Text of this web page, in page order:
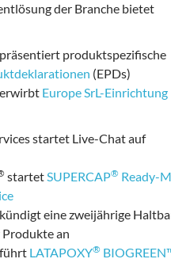
der Branche bietet
präsentiert produktspezifische
(EPDs)
erwirbt Europe SrL-Einrichtung
startet Live-Chat auf
startetSUPERCAP® Ready-
kündigt eine zweijährige
an
führt LATAPOXY®